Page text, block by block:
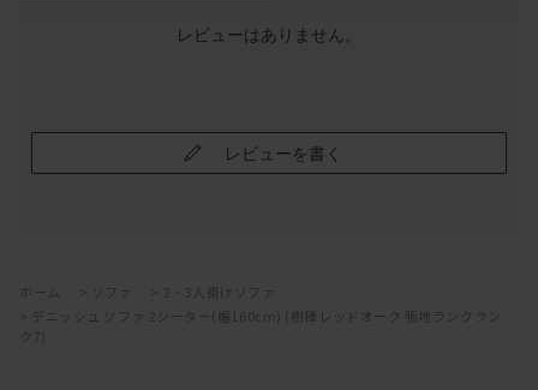
レビューはありません。
レビューを書く
ホーム ソファ
2・3人掛けソファ
デニッシュ ソファ 2シーター(幅160cm) (樹種レッドオーク 張地ランクラン
ク7)